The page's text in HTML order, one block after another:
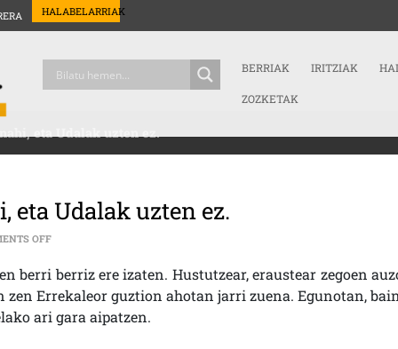
HALABELARRIAK
BERRIAK IRITZIAK
ZOZKETAK
eta Udalak uzten ez.
Udalak uzten ez.
OFFON ERREKALEOR AUZOA BIZIBERRITU NAHI, ETA UDALAK UZTEN EZ.
berri berriz ere izaten. Hustutzear, eraustear zegoen
Errekaleor guztion ahotan jarri zuena. Egunotan,
ari gara aipatzen.